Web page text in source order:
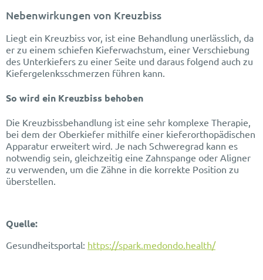
Nebenwirkungen von Kreuzbiss
Liegt ein Kreuzbiss vor, ist eine Behandlung unerlässlich, da
er zu einem schiefen Kieferwachstum, einer Verschiebung
des Unterkiefers zu einer Seite und daraus folgend auch zu
Kiefergelenksschmerzen führen kann.
So wird ein Kreuzbiss behoben
Die Kreuzbissbehandlung ist eine sehr komplexe Therapie,
bei dem der Oberkiefer mithilfe einer kieferorthopädischen
Apparatur erweitert wird. Je nach Schweregrad kann es
notwendig sein, gleichzeitig eine Zahnspange oder Aligner
zu verwenden, um die Zähne in die korrekte Position zu
überstellen.
Quelle:
Gesundheitsportal: https://spark.medondo.health/